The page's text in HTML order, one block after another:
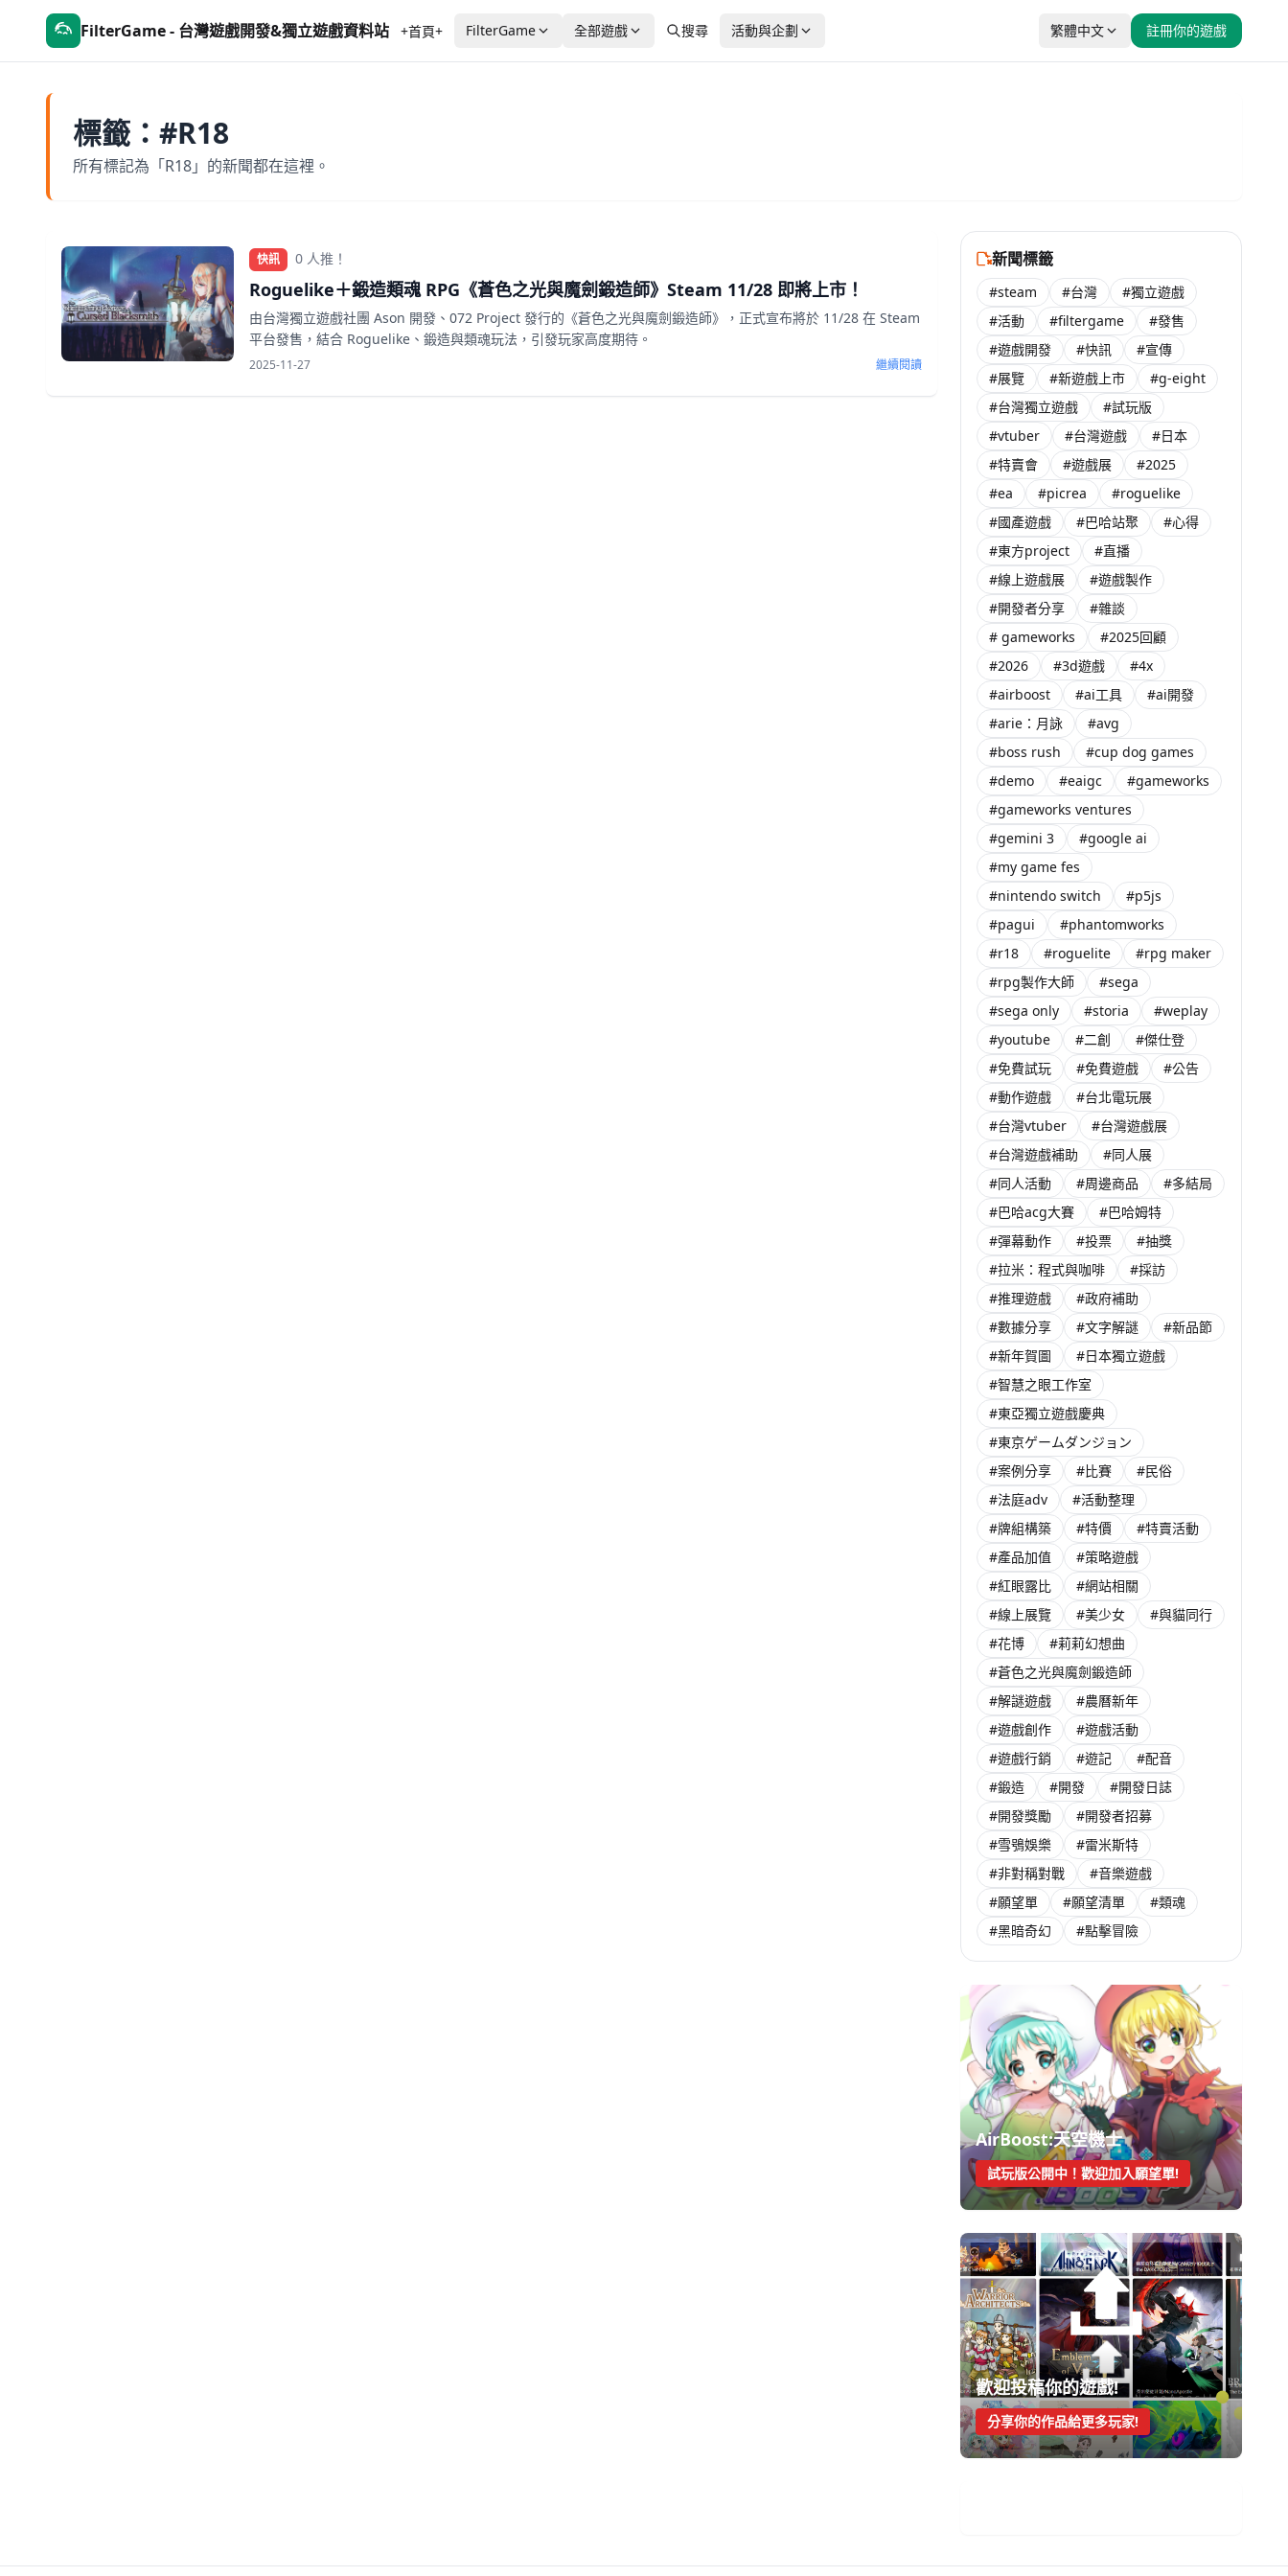
FilterGame - 台灣遊戲開發&獨立遊戲資料站 +首頁+ FilterGame 全部遊戲 搜尋 活動與企劃 繁體中文 註冊你的遊戲
標籤：#R18
所有標記為「R18」的新聞都在這裡。
快訊 0 人推！
Roguelike＋鍛造類魂 RPG《蒼色之光與魔劍鍛造師》Steam 11/28 即將上市！
由台灣獨立遊戲社團 Ason 開發、072 Project 發行的《蒼色之光與魔劍鍛造師》，正式宣布將於 11/28 在 Steam
平台發售，結合 Roguelike、鍛造與類魂玩法，引發玩家高度期待。
2025-11-27 繼續閱讀
新聞標籤
#steam #台灣
#獨立遊戲
#活動
#filtergame
#發售
#遊戲開發
#快訊
#宣傳
#展覽
#新遊戲上市
#g-eight
#台灣獨立遊戲
#試玩版
#vtuber
#台灣遊戲
#日本
#特賣會
#遊戲展
#2025
#ea
#picrea
#roguelike
#國產遊戲
#巴哈站聚
#心得
#東方project
#直播
#線上遊戲展
#遊戲製作
#開發者分享
#雜談
# gameworks
#2025回顧
#2026
#3d遊戲
#4x
#airboost
#ai工具
#ai開發
#arie：月詠
#avg
#boss rush
#cup dog games
#demo
#eaigc
#gameworks
#gameworks ventures
#gemini 3
#google ai
#my game fes
#nintendo switch
#p5js
#pagui
#phantomworks
#r18
#roguelite
#rpg maker
#rpg製作大師
#sega
#sega only
#storia
#weplay
#youtube
#二創
#傑仕登
#免費試玩
#免費遊戲
#公告
#動作遊戲
#台北電玩展
#台灣vtuber
#台灣遊戲展
#台灣遊戲補助
#同人展
#同人活動
#周邊商品
#多結局
#巴哈acg大賽
#巴哈姆特
#彈幕動作
#投票
#抽獎
#拉米：程式與咖啡
#採訪
#推理遊戲
#政府補助
#數據分享
#文字解謎
#新品節
#新年賀圖
#日本獨立遊戲
#智慧之眼工作室
#東亞獨立遊戲慶典
#東京ゲームダンジョン
#案例分享
#比賽
#民俗
#法庭adv
#活動整理
#牌組構築
#特價
#特賣活動
#產品加值
#策略遊戲
#紅眼露比
#網站相關
#線上展覽
#美少女
#與貓同行
#花博
#莉莉幻想曲
#蒼色之光與魔劍鍛造師
#解謎遊戲
#農曆新年
#遊戲創作
#遊戲活動
#遊戲行銷
#遊記
#配音
#鍛造
#開發
#開發日誌
#開發獎勵
#開發者招募
#雪鴞娛樂
#雷米斯特
#非對稱對戰
#音樂遊戲
#願望單
#願望清單
#類魂
#黑暗奇幻
#點擊冒險
AirBoost:天空機士
試玩版公開中！歡迎加入願望單!
歡迎投稿你的遊戲!
分享你的作品給更多玩家!